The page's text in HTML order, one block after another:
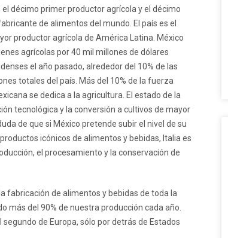
el décimo primer productor agrícola y el décimo
de alimentos del mundo. El país es el
productor agrícola de América Latina. México
agrícolas por 40 mil millones de dólares
el año pasado, alrededor del 10% de las
totales del país. Más del 10% de la fuerza
se dedica a la agricultura. El estado de la
tecnológica y la conversión a cultivos de mayor
de que si México pretende subir el nivel de su
icónicos de alimentos y bebidas, Italia es
el procesamiento y la conservación de
fabricación de alimentos y bebidas de toda la
más del 90% de nuestra producción cada año.
de Europa, sólo por detrás de Estados